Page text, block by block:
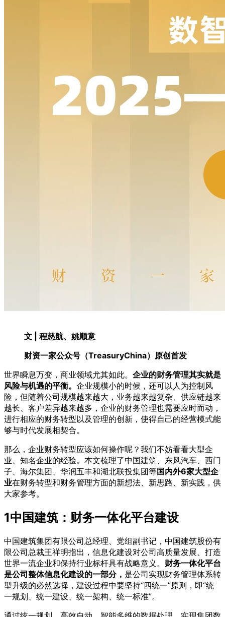
文 | 程慈航、姚顺意
财资一家公众号（TreasuryChina）原创首发
世界瞬息万变，商业领域尤其如此。 企业的财务管理其实就是
风险与机遇的平衡。 企业规模小的时候，还可以人为控制风
险，但随着公司规模越来越大，业务越来越复杂、供应链越来
越长、客户差异越来越多，企业的财务管理也需要应时而动，
进行相应的财务转型以及管理的创新，使得自己的经营模式能
够与时代发展相契合。
那么，企业财务转型应该如何操作呢？我们不妨看看大型企
业、知名企业的经验。本文梳理了中国建筑、东风汽车、西门
子、海尔集团、华润五丰和湖北联投集团等国内外6家大型企
业在财务转型和财务管理方面的新想法、新思路、新实践，供
大家参考。
1中国建筑：财务一体化平台建设
中国建筑集团有限公司总经理、党组副书记，中国建筑股份有
限公司总裁王祥明指出，信息化建设对公司高质量发展、打造
世界一流企业和保持行业标杆具有战略意义。 财务一体化平台
是公司整体信息化建设的一部分， 是公司实现财务管理体系转
型升级的必然选择，建设过程中要坚持“四统一”原则，即“统
一规划、统一建设、统一架构、统一标准”。